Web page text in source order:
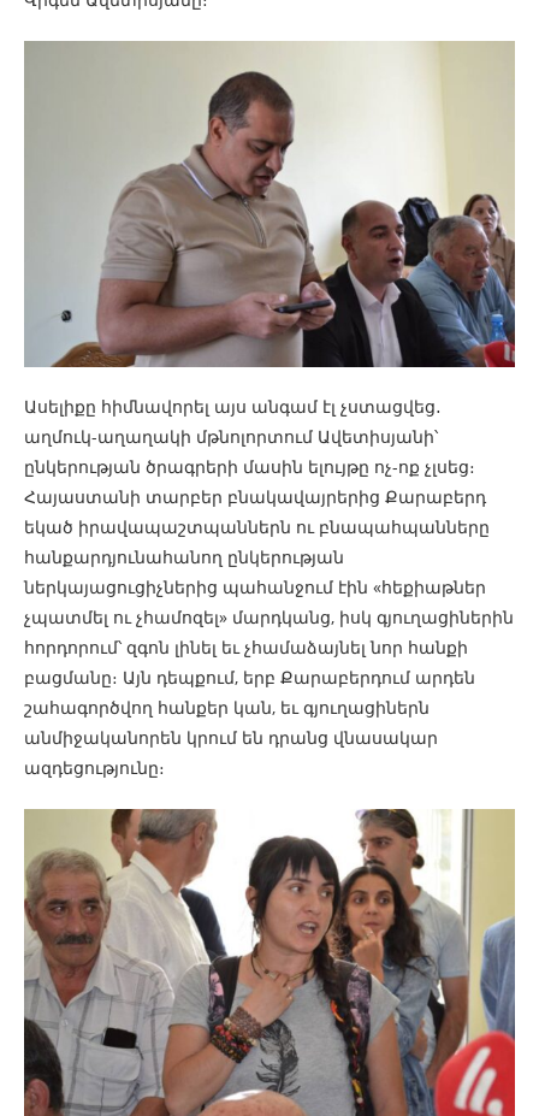
Ասելիքը հիմնավորել այս անգամ էլ չստացվեց․
աղմուկ-աղաղակի մթնոլորտում Ավետիսյանի՝
ընկերության ծրագրերի մասին ելույթը ոչ-ոք չլսեց։
Հայաստանի տարբեր բնակավայրերից Քարաբերդ
եկած իրավապաշտպաններն ու բնապահպանները
հանքարդյունահանող ընկերության
ներկայացուցիչներից պահանջում էին «հեքիաթներ
չպատմել ու չհամոզել» մարդկանց, իսկ գյուղացիներին
հորդորում՝ զգոն լինել եւ չհամաձայնել նոր հանքի
բացմանը։ Այն դեպքում, երբ Քարաբերդում արդեն
շահագործվող հանքեր կան, եւ գյուղացիներն
անմիջականորեն կրում են դրանց վնասակար
ազդեցությունը։